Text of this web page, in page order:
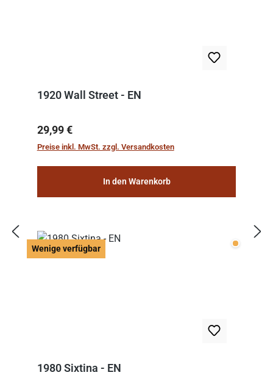
1920 Wall Street - EN
Regulärer Preis:
29,99 €
Preise inkl. MwSt. zzgl. Versandkosten
In den Warenkorb
Wenige verfügbar Wenige
1980 Sixtina - EN